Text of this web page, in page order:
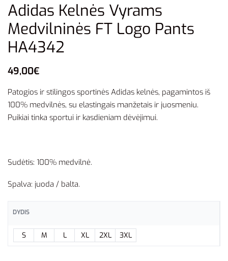
Adidas Kelnės Vyrams
Medvilninės FT Logo Pants
HA4342
49,00€
Patogios ir stilingos sportinės Adidas kelnės, pagamintos iš
100% medvilnės, su elastingais manžetais ir juosmeniu.
Puikiai tinka sportui ir kasdieniam dėvėjimui.
Sudėtis: 100% medvilnė.
Spalva: juoda / balta.
DYDIS
S M L XL 2XL 3XL